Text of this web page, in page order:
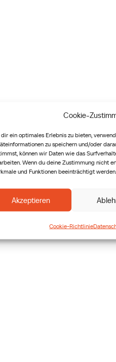
Cookie-
ein optimales Erlebnis zu bieten,
zu speichern und/oder
können wir Daten wie das
Wenn du deine Zustimmung nicht
und Funktionen beeinträchtigt werden.
Akzeptieren
Cookie-Richtlinie